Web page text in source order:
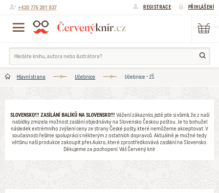
+420 775 281 837 REGISTRACE PŘIHLÁŠENÍ
Hlavní strana Učebnice Učebnice - ZŠ
SLOVENSKO!!! ZASÍLÁNÍ BALÍKŮ NA SLOVENSKO!!! Vážení zákazníci, jistě jste si všimli, že z naší
nabídky zmizela možnost zaslání objednávky na Slovensko Českou poštou. Je to bohužel
následek extrémního zvýšení ceny ze strany České pošty, které nemůžeme akceptovat. V
současnosti řešíme spolupráci s některým z ostatních dopravců. Aktuálně je možné tedy
většinu naší produkce zakoupit přes Aukro, které zprostředkovává zasílání na Slovensko.
Děkujeme za pochopení. Váš Červený knír